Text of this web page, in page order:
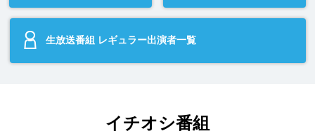
生放送番組 レギュラー出演者一覧
イチオシ番組